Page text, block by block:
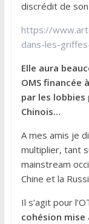
discrédit de
https://
dans-les-
Elle aura
OMS financée
par les
Chinois…
A mes amis je
multiplier, tant
mainstream
Chine et la
Il s’agit pour
cohésion mise